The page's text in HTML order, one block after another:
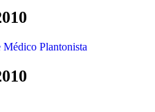
Plantonista